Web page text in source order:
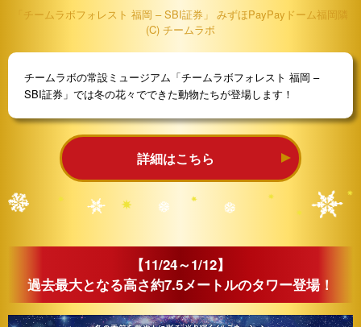
「チームラボフォレスト 福岡 – SBI証券」 みずほPayPayドーム福岡隣
(C) チームラボ
チームラボの常設ミュージアム「チームラボフォレスト 福岡 –
SBI証券」では冬の花々でできた動物たちが登場します！
詳細はこちら
【11/24～1/12】
過去最大となる高さ約7.5メートルのタワー登場！